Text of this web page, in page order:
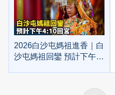
2026白沙屯媽祖進香｜白
沙屯媽祖回鑾 預計下午